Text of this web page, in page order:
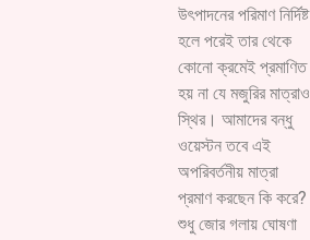
উৎপাদনের পরিমাণ নির্দিষ্ট
হলে পরেই তার থেকে
কোনো ক্রমেই প্রমাণিত
হয় না যে মজুরির মাত্রাও
স্থির। আমাদের বন্ধু
ওয়েস্টন তবে এই
অপরিবর্তনীয় মাত্রা
প্রমাণ করছেন কি করে?
শুধু জোর গলায় ঘোষণা